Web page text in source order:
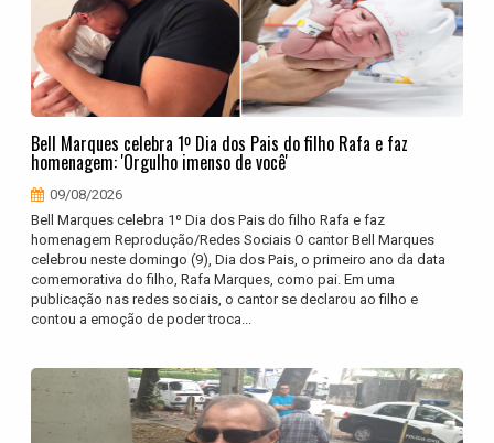
Bell Marques celebra 1º Dia dos Pais do filho Rafa e faz
homenagem: 'Orgulho imenso de você'
09/08/2026
Bell Marques celebra 1º Dia dos Pais do filho Rafa e faz
homenagem Reprodução/Redes Sociais O cantor Bell Marques
celebrou neste domingo (9), Dia dos Pais, o primeiro ano da data
comemorativa do filho, Rafa Marques, como pai. Em uma
publicação nas redes sociais, o cantor se declarou ao filho e
contou a emoção de poder troca...